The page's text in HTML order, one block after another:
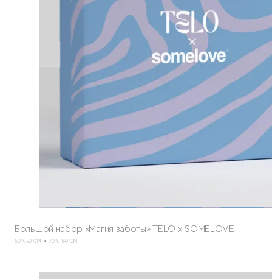
Большой набор «Магия заботы» TELO х SOMELOVE
50 X 90 СМ 70 X 130 СМ